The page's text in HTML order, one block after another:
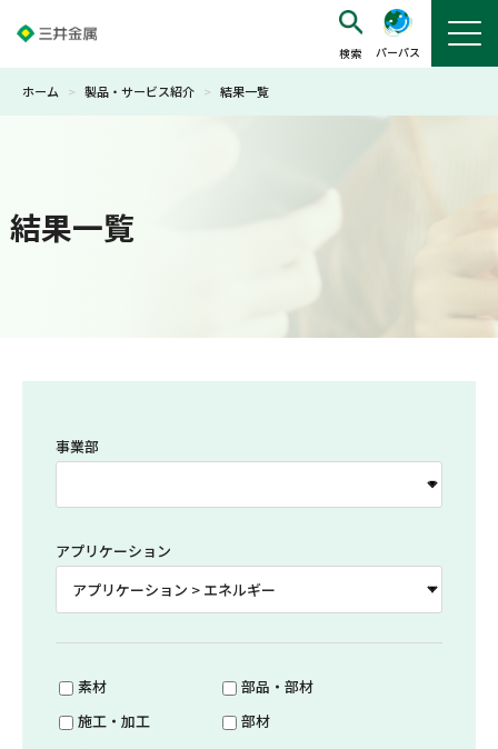
パーパス
結果一覧
ホーム > 製品・サービス紹介 > 結果一覧
事業部
アプリケーション
素材
部品・部材
施工・加工
部材